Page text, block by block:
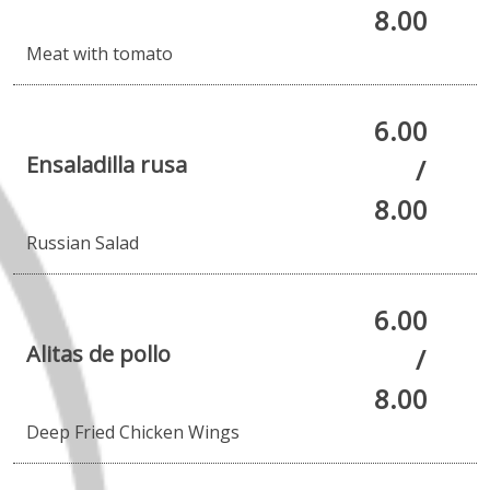
8.00
Meat with tomato
Ensaladilla rusa
6.00
/
8.00
Russian Salad
Alitas de pollo
6.00
/
8.00
Deep Fried Chicken Wings